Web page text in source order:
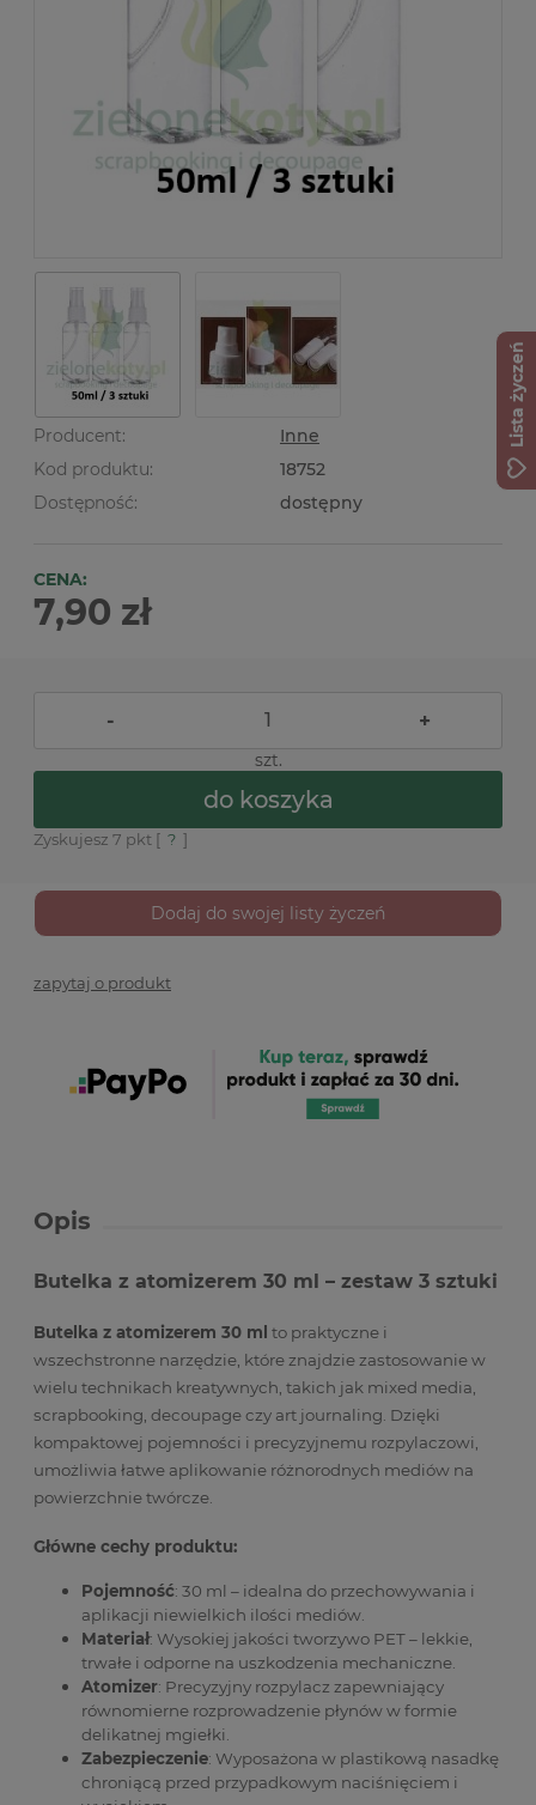
Producent:
Inne
Kod produktu:
18752
Dostępność:
dostępny
CENA:
7,90 zł
- +
szt.
do koszyka
Zyskujesz 7 pkt [ ? ]
Dodaj do swojej listy życzeń
zapytaj o produkt
Opis
Butelka z atomizerem 30 ml – zestaw 3 sztuki
Butelka z atomizerem 30 ml to praktyczne i
wszechstronne narzędzie, które znajdzie zastosowanie w
wielu technikach kreatywnych, takich jak mixed media,
scrapbooking, decoupage czy art journaling. Dzięki
kompaktowej pojemności i precyzyjnemu rozpylaczowi,
umożliwia łatwe aplikowanie różnorodnych mediów na
powierzchnie twórcze.
Główne cechy produktu:
Pojemność: 30 ml – idealna do przechowywania i
aplikacji niewielkich ilości mediów.
Materiał: Wysokiej jakości tworzywo PET – lekkie,
trwałe i odporne na uszkodzenia mechaniczne.
Atomizer: Precyzyjny rozpylacz zapewniający
równomierne rozprowadzenie płynów w formie
delikatnej mgiełki.
Zabezpieczenie: Wyposażona w plastikową nasadkę
chroniącą przed przypadkowym naciśnięciem i
Lista życzeń